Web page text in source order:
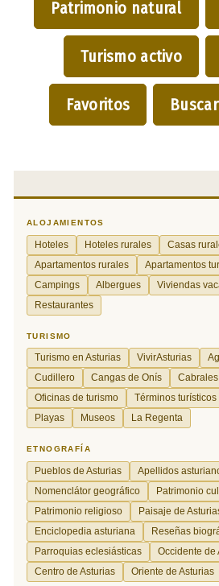
Patrimonio natural
Turismo activo
Favoritos Buscar